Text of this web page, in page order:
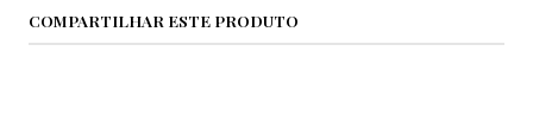
COMPARTILHAR ESTE PRODUTO